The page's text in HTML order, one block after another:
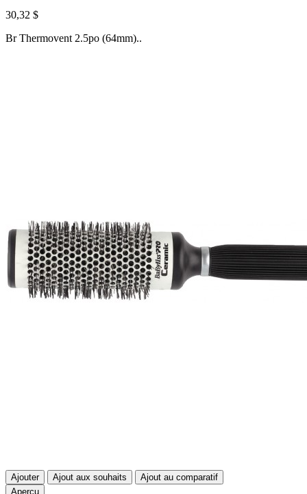
30,32 $
Br Thermovent 2.5po (64mm)..
Ajouter Ajout aux souhaits
Ajout au comparatif
Aperçu